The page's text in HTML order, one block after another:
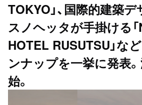
TOKYO」、国際的建築
スノヘッタが手掛ける
HOTEL RUSUTSU」な
ンナップを一挙に発表
始。